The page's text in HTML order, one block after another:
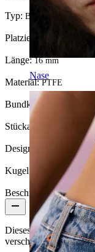
Nase
Typ: Barbell
Platzierung:
Länge:16 mm
Material:PTFE
Bundkugel:
Stückanzahl:
Design:
Kugelgröße: 6 mm
Beschreibung
Dieses schöne
verschiedenen Farben